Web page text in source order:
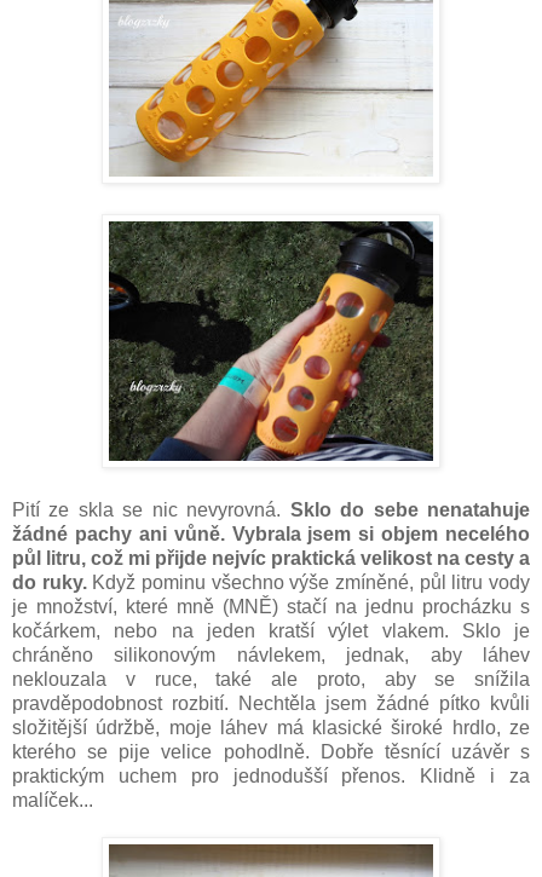
Pití ze skla se nic nevyrovná. Sklo do sebe nenatahuje
žádné pachy ani vůně. Vybrala jsem si objem necelého
půl litru, což mi přijde nejvíc praktická velikost na cesty a
do ruky.Když pominu všechno výše zmíněné, půl litru vody
je množství, které mně (MNĚ) stačí na jednu procházku s
kočárkem, nebo na jeden kratší výlet vlakem. Sklo je
chráněno silikonovým návlekem, jednak, aby láhev
neklouzala v ruce, také ale proto, aby se snížila
pravděpodobnost rozbití. Nechtěla jsem žádné pítko kvůli
složitější údržbě, moje láhev má klasické široké hrdlo, ze
kterého se pije velice pohodlně. Dobře těsnící uzávěr s
praktickým uchem pro jednodušší přenos. Klidně i za
malíček...